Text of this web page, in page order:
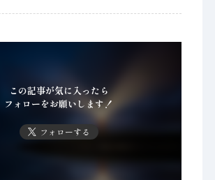
この記事が気に入ったら
フォローをお願いします！
フォローする